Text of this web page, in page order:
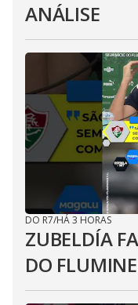
ANÁLISE
DO R7/HÁ 3 HORAS
ZUBELDÍA
DO